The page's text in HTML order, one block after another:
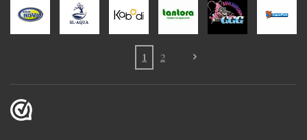
1 2